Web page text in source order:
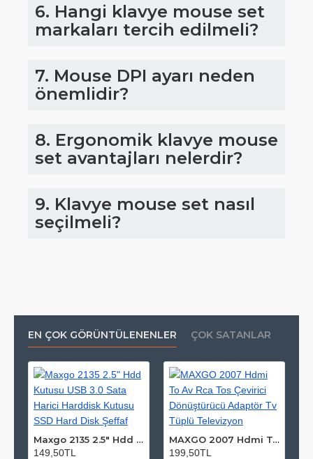
6. Hangi klavye mouse set
markaları tercih edilmeli?
7. Mouse DPI ayarı neden
önemlidir?
8. Ergonomik klavye mouse
set avantajları nelerdir?
9. Klavye mouse set nasıl
seçilmeli?
EN ÇOK GÖRÜNTÜLENENLER ÇOK SATANLAR
Maxgo 2135 2.5" Hdd Kutusu USB 3.0 Sata Harici Harddisk Kutusu SSD Hard Disk Şeffaf
149,50TL
MAXGO 2007 Hdmi To Av Rca Tos Çevirici Dönüştürücü Adaptör Tv Tüplü Televizyon
199,50TL